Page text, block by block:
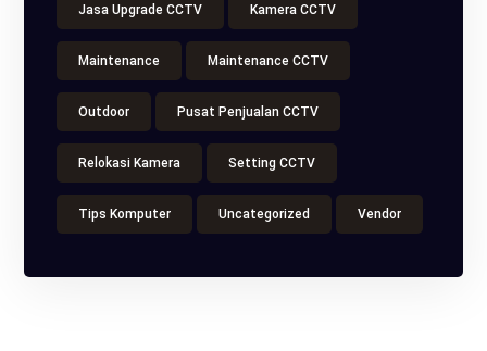
Jasa Upgrade CCTV Kamera CCTV
Maintenance Maintenance CCTV
Outdoor Pusat Penjualan CCTV
Relokasi Kamera Setting CCTV
Tips Komputer Uncategorized Vendor